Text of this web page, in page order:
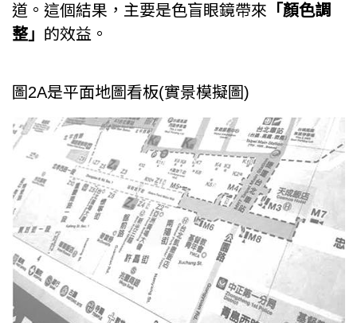
道。這個結果，主要是色盲眼鏡帶來 「顏色調
整」 的效益。
圖2A是平面地圖看板(實景模擬圖)